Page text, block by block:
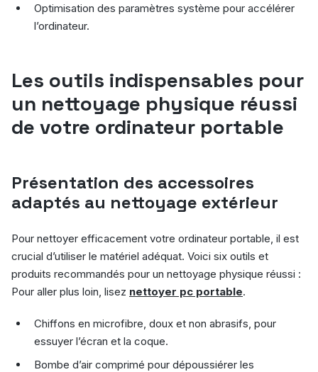
Optimisation des paramètres système pour accélérer
l’ordinateur.
Les outils indispensables pour
un nettoyage physique réussi
de votre ordinateur portable
Présentation des accessoires
adaptés au nettoyage extérieur
Pour nettoyer efficacement votre ordinateur portable, il est
crucial d’utiliser le matériel adéquat. Voici six outils et
produits recommandés pour un nettoyage physique réussi :
Pour aller plus loin, lisez nettoyer pc portable.
Chiffons en microfibre, doux et non abrasifs, pour
essuyer l’écran et la coque.
Bombe d’air comprimé pour dépoussiérer les